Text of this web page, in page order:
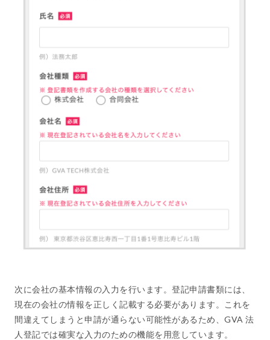
次に会社の基本情報の入力を行います。登記申請書類には、
現在の会社の情報を正しく記載する必要があります。これを
間違えてしまうと申請が通らない可能性があるため、GVA 法
人登記では確実な入力のための機能を用意しています。